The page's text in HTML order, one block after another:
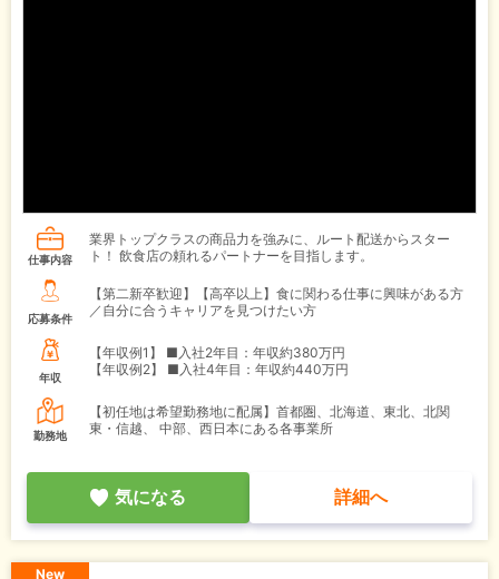
仕事内容
業界トップクラスの商品力を強みに、ルート配送からスター
ト！ 飲食店の頼れるパートナーを目指します。
応募条件
【第二新卒歓迎】【高卒以上】食に関わる仕事に興味がある方
／自分に合うキャリアを見つけたい方
年収
【年収例1】
■入社2年目：年収約380万円
【年収例2】
■入社4年目：年収約440万円
勤務地
【初任地は希望勤務地に配属】首都圏、北海道、東北、北関
東・信越、 中部、西日本にある各事業所
気になる 詳細へ
New